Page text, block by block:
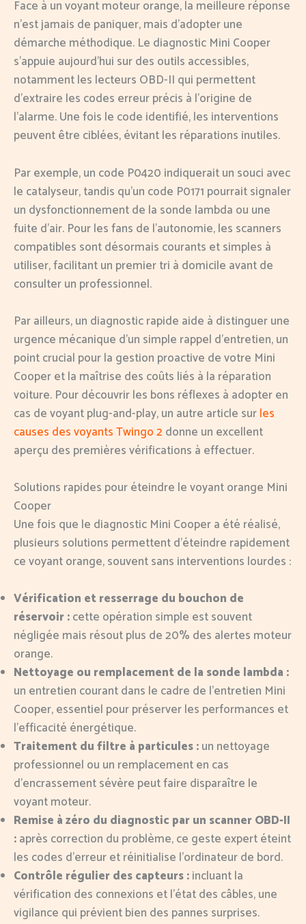
Face à un voyant moteur orange, la meilleure réponse
n’est jamais de paniquer, mais d’adopter une
démarche méthodique. Le diagnostic Mini Cooper
s’appuie aujourd’hui sur des outils accessibles,
notamment les lecteurs OBD-II qui permettent
d’extraire les codes erreur précis à l’origine de
l’alarme. Une fois le code identifié, les interventions
peuvent être ciblées, évitant les réparations inutiles.
Par exemple, un code P0420 indiquerait un souci avec
le catalyseur, tandis qu’un code P0171 pourrait signaler
un dysfonctionnement de la sonde lambda ou une
fuite d’air. Pour les fans de l’autonomie, les scanners
compatibles sont désormais courants et simples à
utiliser, facilitant un premier tri à domicile avant de
consulter un professionnel.
Par ailleurs, un diagnostic rapide aide à distinguer une
urgence mécanique d’un simple rappel d’entretien, un
point crucial pour la gestion proactive de votre Mini
Cooper et la maîtrise des coûts liés à la réparation
voiture. Pour découvrir les bons réflexes à adopter en
cas de voyant plug-and-play, un autre article surles
causes des voyants Twingo 2 donne un excellent
aperçu des premières vérifications à effectuer.
Solutions rapides pour éteindre le voyant orange Mini
Cooper
Une fois que le diagnostic Mini Cooper a été réalisé,
plusieurs solutions permettent d’éteindre rapidement
ce voyant orange, souvent sans interventions lourdes :
Vérification et resserrage du bouchon de
réservoir :cette opération simple est souvent
négligée mais résout plus de 20% des alertes moteur
orange.
Nettoyage ou remplacement de la sonde lambda :
un entretien courant dans le cadre de l’entretien Mini
Cooper, essentiel pour préserver les performances et
l’efficacité énergétique.
Traitement du filtre à particules :un nettoyage
professionnel ou un remplacement en cas
d’encrassement sévère peut faire disparaître le
voyant moteur.
Remise à zéro du diagnostic par un scanner OBD-II
:après correction du problème, ce geste expert éteint
les codes d’erreur et réinitialise l’ordinateur de bord.
Contrôle régulier des capteurs :incluant la
vérification des connexions et l’état des câbles, une
vigilance qui prévient bien des pannes surprises.